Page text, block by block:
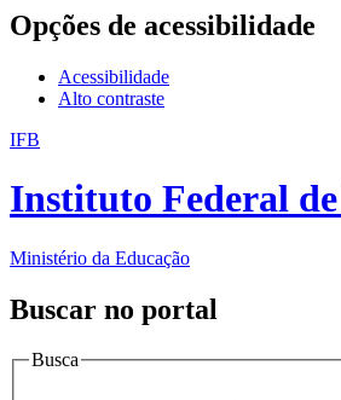
Opções de acessibilidade
Acessibilidade
Alto contraste
IFB
Instituto Federal
Ministério da Educação
Buscar no portal
Busca